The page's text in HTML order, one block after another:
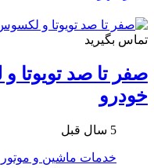
تماس بگیرید
صفر تا صد
خودرو
5 سال قبل
خدمات ماشین و موتور